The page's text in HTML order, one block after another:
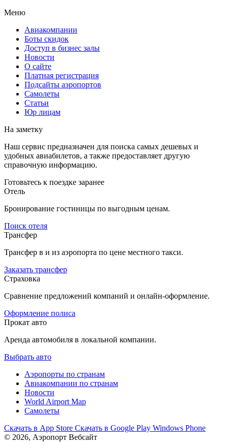
Меню
Авиакомпании
Боты скидок
Доступ в бизнес залы
Новости
О сайте
Платная регистрация
Подсайты аэропортов
Самолеты
Статьи
Юр лицам
На заметку
Наш сервис предназначен для поиска самых дешевых и
удобных авиабилетов, а также предоставляет другую
справочную информацию.
Готовьтесь к поездке заранее
Отель
Бронирование гостиницы по выгодным ценам.
Поиск отеля
Трансфер
Трансфер в и из аэропорта по цене местного такси.
Заказать трансфер
Страховка
Сравнение предложений компаний и онлайн-оформление.
Оформление полиса
Прокат авто
Аренда автомобиля в локальной компании.
Выбрать авто
Аэропорты по странам
Авиакомпании по странам
Новости
World Airport Map
Самолеты
Скачать в App Store Скачать в Google Play Windows Phone
© 2026, Аэропорт Вебсайт